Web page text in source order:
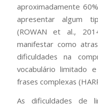
aproximadamente
apresentar algum
(ROWAN et al.,
manifestar como
dificuldades na
vocabulário limitado
frases complexas
As dificuldades de